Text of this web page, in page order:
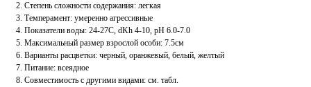
2. Степень сложности содержания: легкая
3. Темперамент: умеренно агрессивные
4. Показатели воды: 24-27С, dKh 4-10, pH 6.0-7.0
5. Максимальный размер взрослой особи: 7.5см
6. Варианты расцветки: черный, оранжевый, белый, желтый
7. Питание: всеядное
8. Совместимость с другими видами: см. табл.